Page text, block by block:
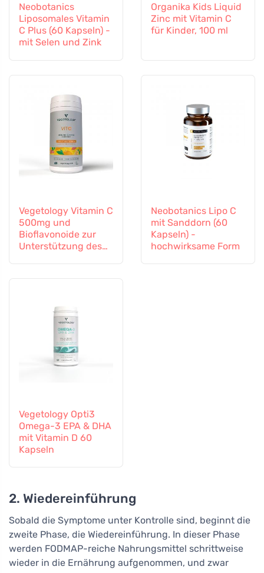
Neobotanics
Liposomales Vitamin
C Plus (60 Kapseln) -
mit Selen und Zink
Organika Kids Liquid
Zinc mit Vitamin C
für Kinder, 100 ml
Vegetology Vitamin C
500mg und
Bioflavonoide zur
Unterstützung des
Neobotanics Lipo C
mit Sanddorn (60
Kapseln) -
hochwirksame Form
Vegetology Opti3
Omega-3 EPA & DHA
mit Vitamin D 60
Kapseln
2. Wiedereinführung
Sobald die Symptome unter Kontrolle sind, beginnt die
zweite Phase, die Wiedereinführung. In dieser Phase
werden FODMAP-reiche Nahrungsmittel schrittweise
wieder in die Ernährung aufgenommen, und zwar